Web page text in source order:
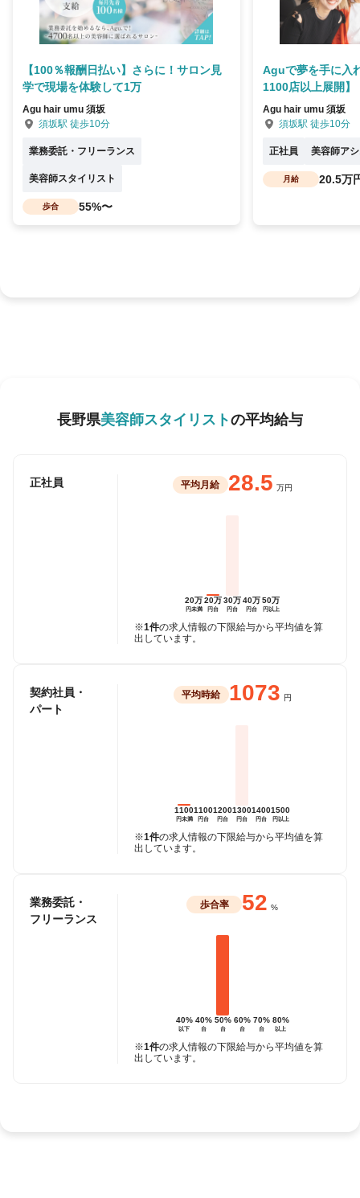
【100％報酬日払い】さらに！サロン見
学で現場を体験して1万
Agu hair umu 須坂
須坂駅 徒歩10分
業務委託・フリーランス
美容師スタイリスト
歩合 55%〜
Aguで夢を手に入
1100店以上展開】
Agu hair umu 須坂
須坂駅 徒歩10分
正社員 美容師ア
月給 20.5万
長野県美容師スタイリストの平均給与
正社員 平均月給 28.5 万円
20万
円未満
20万
円台
30万
円台
40万
円台
50万
円以上
※1件の求人情報の下限給与から平均値を算
出しています。
契約社員・
パート
平均時給 1073 円
1100
円未満
1100
円台
1200
円台
1300
円台
1400
円台
1500
円以上
※1件の求人情報の下限給与から平均値を算
出しています。
業務委託・
フリーランス
歩合率 52 %
40%
以下
40%
台
50%
台
60%
台
70%
台
80%
以上
※1件の求人情報の下限給与から平均値を算
出しています。